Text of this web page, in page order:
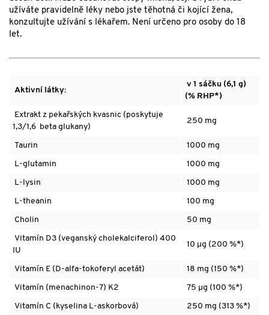
užíváte pravidelně léky nebo jste těhotná či kojící žena,
konzultujte užívání s lékařem. Není určeno pro osoby do 18
let.
Aktivní látky:
v 1 sáčku (6,1 g)
(% RHP*)
Extrakt z pekařských kvasnic (poskytuje
1,3/1,6 beta glukany)
250 mg
Taurin 1000 mg
L-glutamin 1000 mg
L-lysin 1000 mg
L-theanin 100 mg
Cholin 50 mg
Vitamín D3 (veganský cholekalciferol) 400
IU
10 µg (200 %*)
Vitamín E (D-alfa-tokoferyl acetát) 18 mg (150 %*)
Vitamín (menachinon-7) K2 75 µg (100 %*)
Vitamín C (kyselina L-askorbová) 250 mg (313 %*)